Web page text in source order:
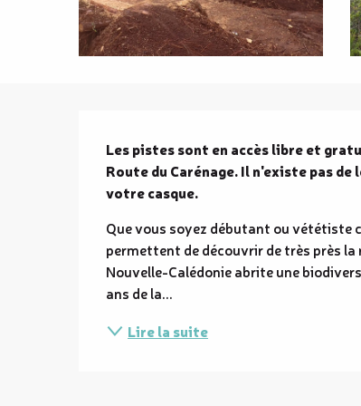
Description
Les pistes sont en accès libre et
Route du Carénage. Il n'existe pas
votre casque.
Que vous soyez débutant ou vététiste
permettent de découvrir de très près la
Nouvelle-Calédonie abrite une
ans de la...
Lire la suite